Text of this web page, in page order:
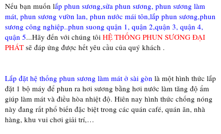
Nếu bạn muốn lắp phun sương,sửa phun sương, phun sương làm
mát, phun sương vườn lan, phun nước mái tôn,lắp phun sương,phun
sương công nghiệp..phun suong quận 1, quận 2,quận 3, quận 4,
quận 5...Hãy đến với chúng tôi HỆ THỐNG PHUN SƯƠNG ĐẠI
PHÁT sẽ đáp ứng được hết yêu cầu của quý khách .
Lắp đặt hệ thống phun sương làm mát ở sài gòn là một hình thức lắp
đặt 1 bộ máy để phun ra hơi sương bằng hơi nước làm tăng độ ẩm
giúp làm mát và điều hòa nhiệt độ. Hiên nay hình thức chống nóng
này đang rất phổ biến đặc biệt trong các quán café, quán ăn, nhà
hàng, khu vui chơi giải trí,…